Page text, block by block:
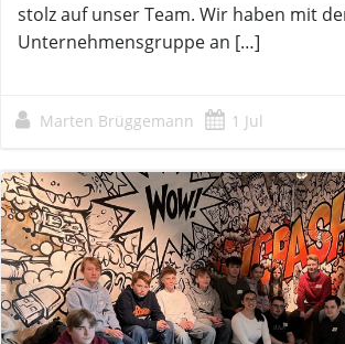
stolz auf unser Team. Wir haben mit
Unternehmensgruppe an […]
Marten Brüggemann 1 Jul